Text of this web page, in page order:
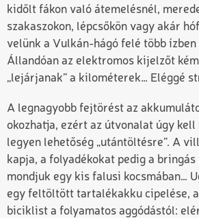
kidőlt fákon való átemelésnél,
szakaszokon, lépcsőkön vagy akár
velünk a Vulkán-hágó felé több
Állandóan az elektromos kijelzőt
„lejárjanak” a kilométerek… Eléggé
A legnagyobb fejtörést az
okozhatja, ezért az útvonalat úgy
legyen lehetőség „utántöltésre”. A
kapja, a folyadékokat pedig a bringás
mondjuk egy kis falusi kocsmában…
egy feltöltött tartalékakku cipelése,
biciklist a folyamatos aggódástól: